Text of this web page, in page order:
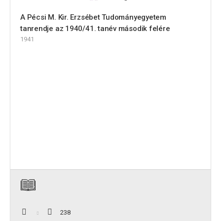
A Pécsi M. Kir. Erzsébet Tudományegyetem
tanrendje az 1940/41. tanév második felére
1941
238